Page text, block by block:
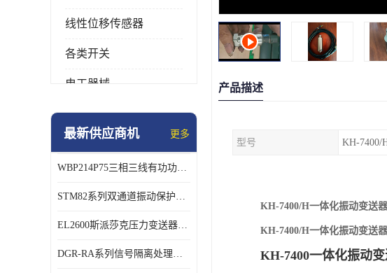
线性位移传感器
各类开关
电工器械
模块化产品
特殊用处传感器
特殊用途变送器
最新供应商机 更多
WBP214P75三相三线有功功率传感器鸿泰顺达产品稳定性好
STM82系列双通道振动保护表鸿泰产品技术规格
EL2600斯派莎克压力变送器技术规格
DGR-RA系列信号隔离处理器鸿泰产品技术规格
产品描述
型号 KH-7400/
KH-7400/H一体化振动变送
KH-7400/H一体化振动变送
KH-7400一体化振动